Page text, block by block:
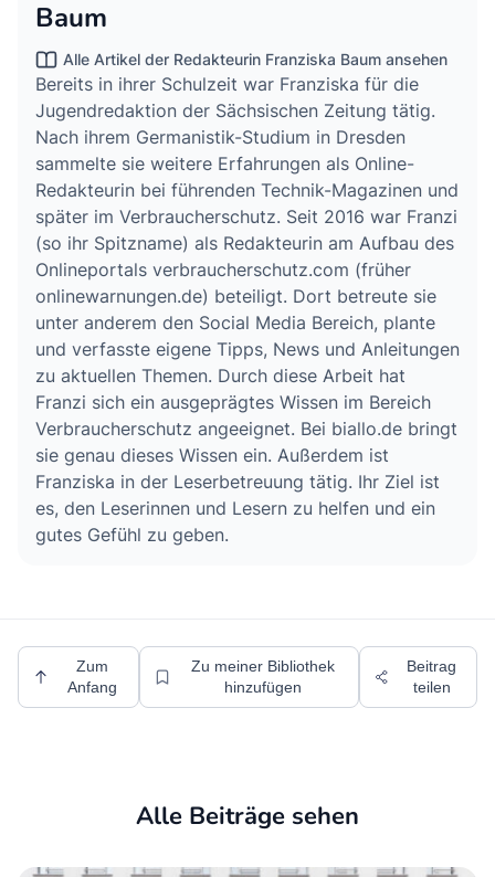
Baum
Alle Artikel der Redakteurin Franziska Baum ansehen
Bereits in ihrer Schulzeit war Franziska für die
Jugendredaktion der Sächsischen Zeitung tätig.
Nach ihrem Germanistik-Studium in Dresden
sammelte sie weitere Erfahrungen als Online-
Redakteurin bei führenden Technik-Magazinen und
später im Verbraucherschutz. Seit 2016 war Franzi
(so ihr Spitzname) als Redakteurin am Aufbau des
Onlineportals verbraucherschutz.com (früher
onlinewarnungen.de) beteiligt. Dort betreute sie
unter anderem den Social Media Bereich, plante
und verfasste eigene Tipps, News und Anleitungen
zu aktuellen Themen. Durch diese Arbeit hat
Franzi sich ein ausgeprägtes Wissen im Bereich
Verbraucherschutz angeeignet. Bei biallo.de bringt
sie genau dieses Wissen ein. Außerdem ist
Franziska in der Leserbetreuung tätig. Ihr Ziel ist
es, den Leserinnen und Lesern zu helfen und ein
gutes Gefühl zu geben.
Zum
Anfang
Zu meiner Bibliothek
hinzufügen
Beitrag
teilen
Alle Beiträge sehen